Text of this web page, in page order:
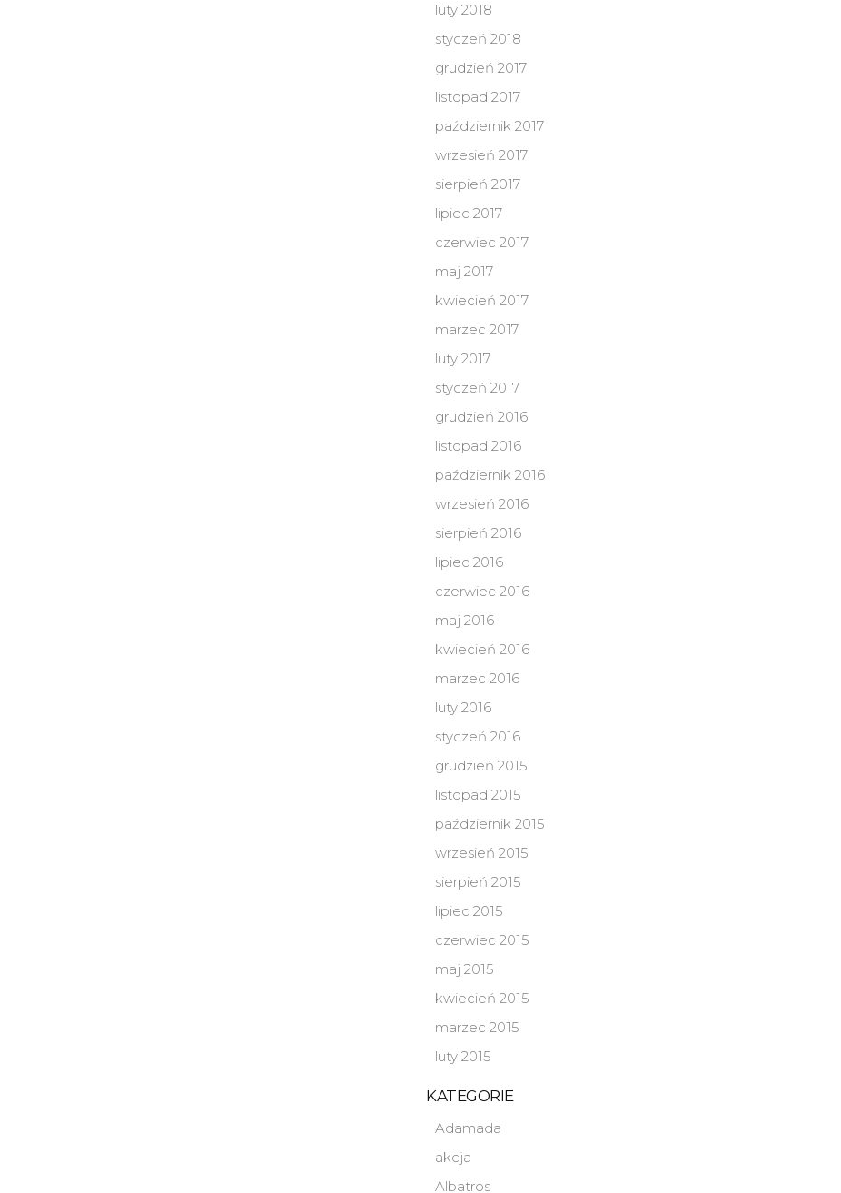
luty 2018
styczeń 2018
grudzień 2017
listopad 2017
październik 2017
wrzesień 2017
sierpień 2017
lipiec 2017
czerwiec 2017
maj 2017
kwiecień 2017
marzec 2017
luty 2017
styczeń 2017
grudzień 2016
listopad 2016
październik 2016
wrzesień 2016
sierpień 2016
lipiec 2016
czerwiec 2016
maj 2016
kwiecień 2016
marzec 2016
luty 2016
styczeń 2016
grudzień 2015
listopad 2015
październik 2015
wrzesień 2015
sierpień 2015
lipiec 2015
czerwiec 2015
maj 2015
kwiecień 2015
marzec 2015
luty 2015
KATEGORIE
Adamada
akcja
Albatros